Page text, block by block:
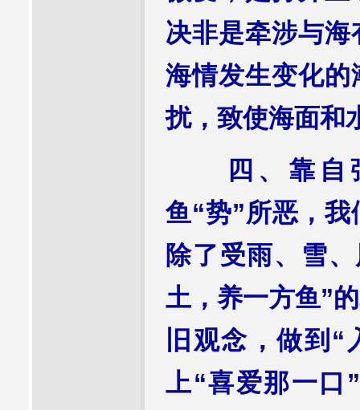
决非是牵涉与
海情发生变化
扰，致使海面和
四、靠自强
鱼“势”所恶，
除了受雨、雪
土，养一方鱼”
旧观念，做到
上“喜爱那一口